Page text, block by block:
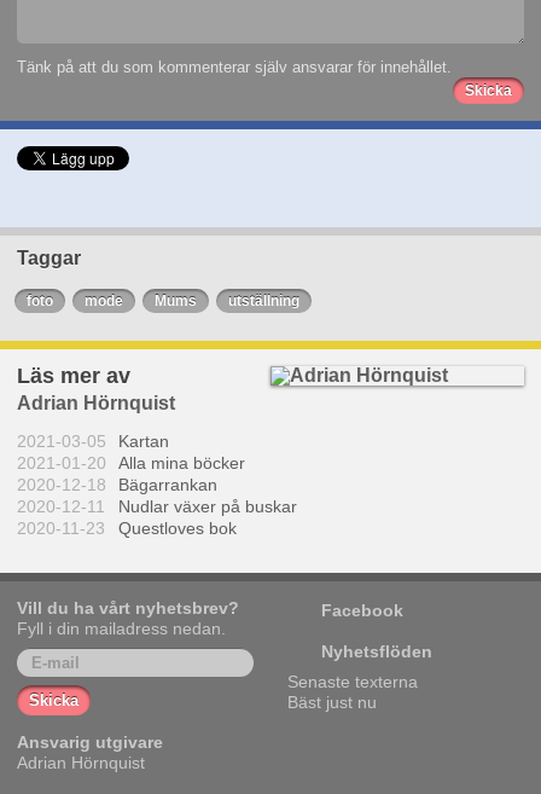
Tänk på att du som kommenterar själv ansvarar för innehållet.
Taggar
foto mode Mums utställning
Läs mer av
Adrian Hörnquist
2021-03-05
Kartan
2021-01-20
Alla mina böcker
2020-12-18
Bägarrankan
2020-12-11
Nudlar växer på buskar
2020-11-23
Questloves bok
Vill du ha vårt nyhetsbrev?
Fyll i din mailadress nedan.
Ansvarig utgivare
Adrian Hörnquist
Facebook
Nyhetsflöden
Senaste texterna
Bäst just nu